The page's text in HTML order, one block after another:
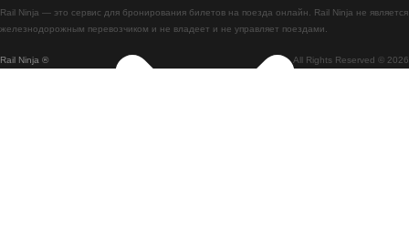
Поезд Лиссабон - Брага
Поезд Брага - Лиссабон
Rail Ninja ® All Rights Reserved © 2026
Rail Ninja — это сервис для бронирования билетов на поезда онлайн. Rail Ninja не является
железнодорожным перевозчиком и не владеет и не управляет поездами.